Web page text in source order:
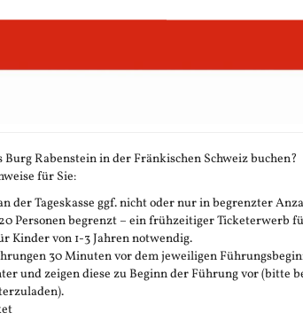
Rabenstein in der Fränkischen Schweiz buchen?
für Sie:
der Tageskasse ggf. nicht oder nur in begrenzter
Personen begrenzt – ein frühzeitiger Ticketerwerb
Kinder von 1-3 Jahren notwendig.
30 Minuten vor dem jeweiligen
und zeigen diese zu Beginn der Führung vor (bitte